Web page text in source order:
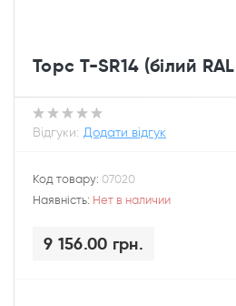
Торс T-SR14 (білий
Відгуки: Додати відгук
Код товару: 07020
Наявність: Нет в наличии
9 156.00 грн.